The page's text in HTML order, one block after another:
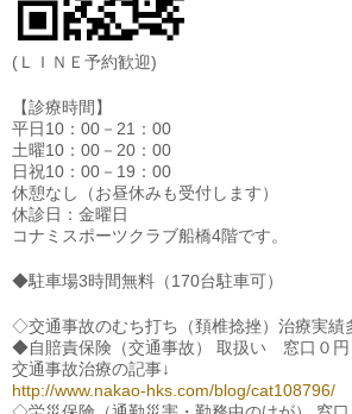
(ＬＩＮＥ予約歓迎)
【診療時間】
平日10：00－21：00
土曜10：00－20：00
日祝10：00－19：00
休憩なし（お昼休みも受付します）
休診日：金曜日
コナミスポーツクラブ船橋4階です。
◆駐車場3時間無料（170台駐車可）
◇交通事故のむち打ち（頚椎捻挫）治療実績
◆自賠責保険（交通事故） 取扱い 窓口０円
交通事故治療の記事↓
http://www.nakao-hks.com/blog/cat108796/